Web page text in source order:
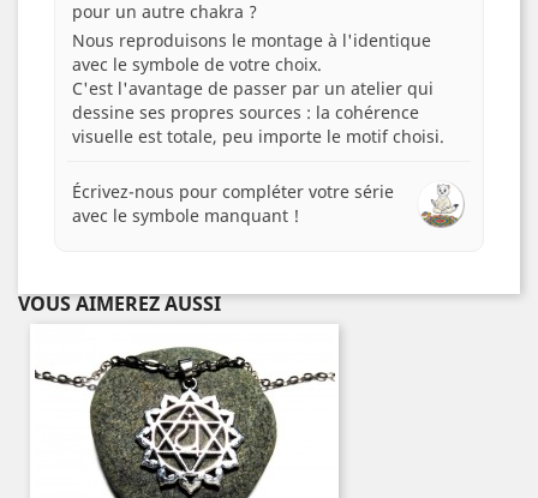
pour un autre chakra ?
Nous reproduisons le montage à l'identique
avec le symbole de votre choix.
C'est l'avantage de passer par un atelier qui
dessine ses propres sources : la cohérence
visuelle est totale, peu importe le motif choisi.
Écrivez-nous pour compléter votre série
avec le symbole manquant !
VOUS AIMEREZ AUSSI